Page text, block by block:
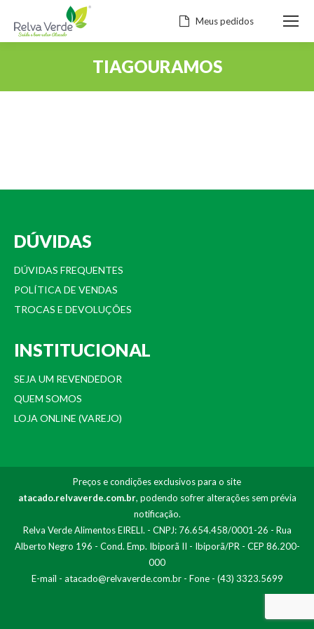
Meus pedidos
TIAGOURAMOS
DÚVIDAS
DÚVIDAS FREQUENTES
POLÍTICA DE VENDAS
TROCAS E DEVOLUÇÕES
INSTITUCIONAL
SEJA UM REVENDEDOR
QUEM SOMOS
LOJA ONLINE (VAREJO)
Preços e condições exclusivos para o site
atacado.relvaverde.com.br, podendo sofrer alterações sem prévia
notificação.
Relva Verde Alimentos EIRELI. - CNPJ: 76.654.458/0001-26 - Rua
Alberto Negro 196 - Cond. Emp. Ibiporã II - Ibiporã/PR - CEP 86.200-
000
E-mail - atacado@relvaverde.com.br- Fone - (43) 3323.5699